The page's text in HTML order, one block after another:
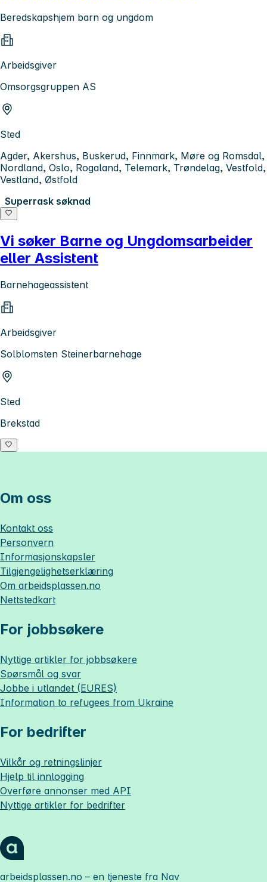
Beredskapshjem barn og ungdom
Arbeidsgiver
Omsorgsgruppen AS
Sted
Agder, Akershus, Buskerud, Finnmark, Møre og Romsdal,
Nordland, Oslo, Rogaland, Telemark, Trøndelag, Vestfold,
Vestland, Østfold
Superrask søknad
Vi søker Barne og Ungdomsarbeider
eller Assistent
Barnehageassistent
Arbeidsgiver
Solblomsten Steinerbarnehage
Sted
Brekstad
Om oss
Kontakt oss
Personvern
Informasjonskapsler
Tilgjengelighetserklæring
Om arbeidsplassen.no
Nettstedkart
For jobbsøkere
Nyttige artikler for jobbsøkere
Spørsmål og svar
Jobbe i utlandet (EURES)
Information to refugees from Ukraine
For bedrifter
Vilkår og retningslinjer
Hjelp til innlogging
Overføre annonser med API
Nyttige artikler for bedrifter
arbeidsplassen.no – en tjeneste fra Nav